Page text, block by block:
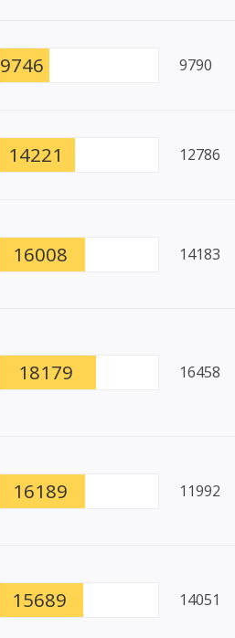
9746 9790
14221 12786
16008 14183
18179 16458
16189 11992
15689 14051